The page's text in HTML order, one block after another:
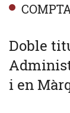
Doble
i en